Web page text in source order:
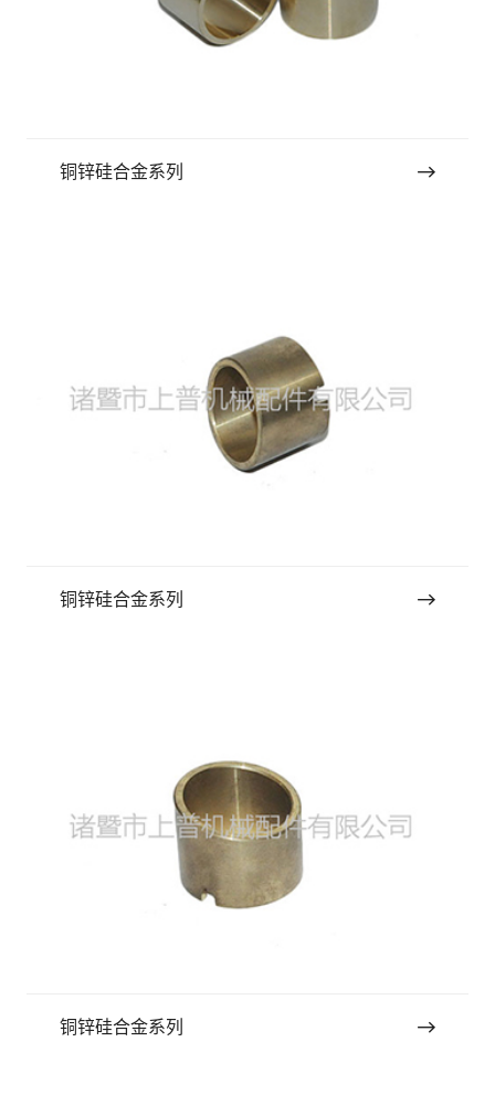
铜锌硅合金系列
铜锌硅合金系列
铜锌硅合金系列